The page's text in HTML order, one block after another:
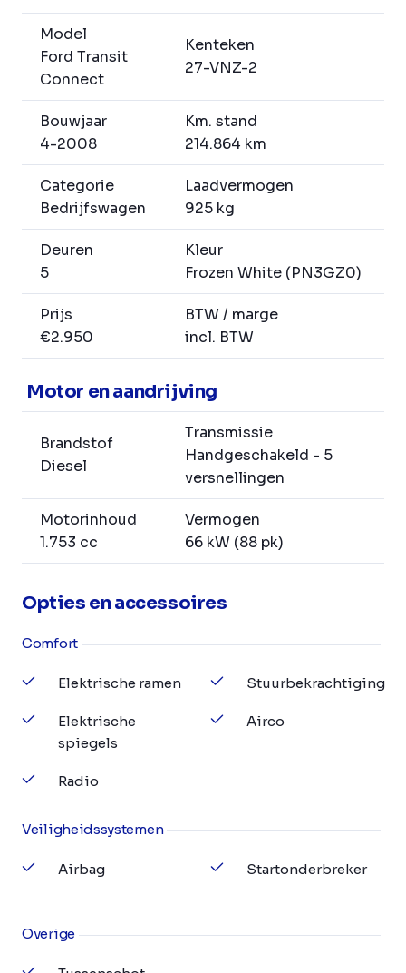
Model
Ford Transit
Connect
Kenteken
27-VNZ-2
Bouwjaar
4-2008
Km. stand
214.864 km
Categorie
Bedrijfswagen
Laadvermogen
925 kg
Deuren
5
Kleur
Frozen White (PN3GZ0)
Prijs
€2.950
BTW / marge
incl. BTW
Motor en aandrijving
Brandstof
Diesel
Transmissie
Handgeschakeld - 5
versnellingen
Motorinhoud
1.753 cc
Vermogen
66 kW (88 pk)
Opties en accessoires
Comfort
Elektrische ramen
Elektrische
spiegels
Radio
Stuurbekrachtiging
Airco
Veiligheidssystemen
Airbag Startonderbreker
Overige